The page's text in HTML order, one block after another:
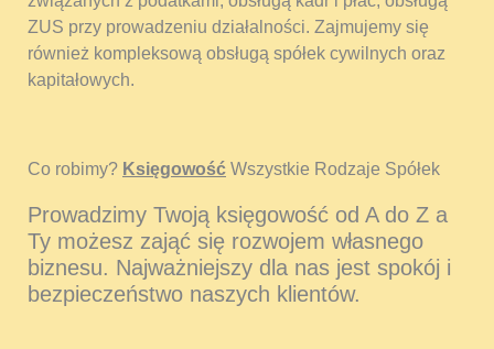
ZUS przy prowadzeniu działalności. Zajmujemy się
również kompleksową obsługą spółek cywilnych oraz
kapitałowych.
Co robimy? Księgowość Wszystkie Rodzaje Spółek
Prowadzimy Twoją księgowość od A do Z a
Ty możesz zająć się rozwojem własnego
biznesu. Najważniejszy dla nas jest spokój i
bezpieczeństwo naszych klientów.